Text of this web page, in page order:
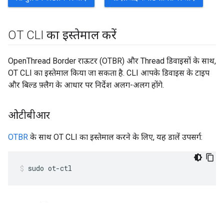
OT CLI का इस्तेमाल करें
OpenThread Border राऊटर (OTBR) और Thread डिवाइसों के साथ,
OT CLI का इस्तेमाल किया जा सकता है. CLI आपके डिवाइस के टाइप
और बिल्ड फ़्लैग के आधार पर निर्देश अलग-अलग होंगे.
ओटीबीआर
OTBR के साथ OT CLI का इस्तेमाल करने के लिए, यह डालें उपसर्ग:
sudo ot-ctl